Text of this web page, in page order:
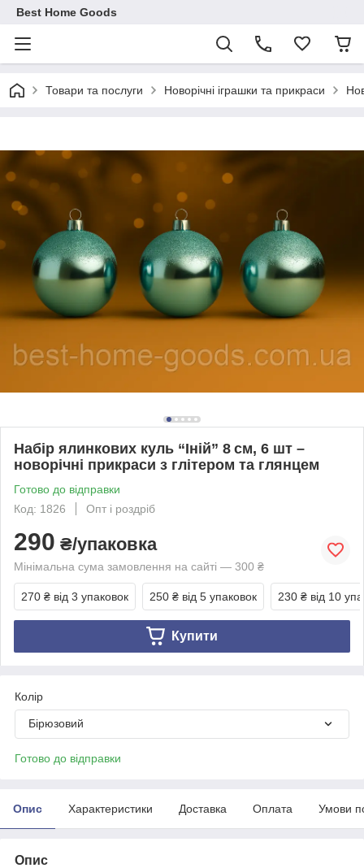
Best Home Goods
Товари та послуги Новорічні іграшки та прикраси
Набір ялинкових куль “Іній” 8 см, 6 шт –
новорічні прикраси з глітером та глянцем
Готово до відправки
Код: 1826
Опт і роздріб
290 ₴/упаковка
Мінімальна сума замовлення на сайті — 300 ₴
270 ₴ від 3 упаковок 250 ₴ від 5 упаковок 230 ₴ від 10
Купити
Колір
Бірюзовий
Готово до відправки
Опис Характеристики Доставка Оплата Умови
Опис